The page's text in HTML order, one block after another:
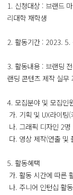
1. 신청대상 : 브랜드
리대학 재학생
2. 활동기간 : 2023. 5.
3. 활동내용 : 브랜딩
랜딩 콘텐츠 제작 실무
4. 모집분야 및 모집인
가. 기획 및 UX라이팅
나. 그래픽 디자인 2명
다. 영상 제작(연출 및
5. 활동혜택
가. 활동 시간에 따른
나. 주니어 인턴십 활